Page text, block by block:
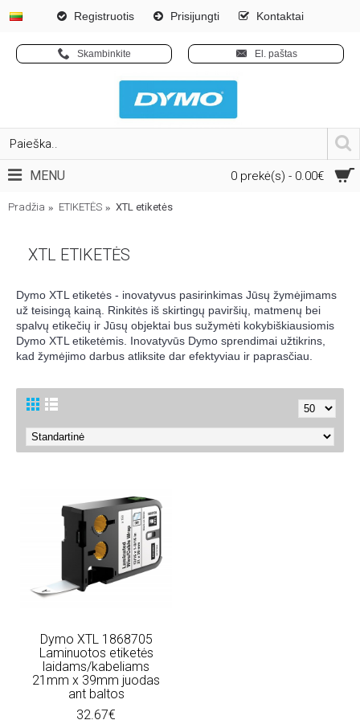
Registruotis Prisijungti Kontaktai
Skambinkite El. paštas
0 prekė(s) - 0.00€
MENU
Pradžia ETIKETĖS XTL etiketės
XTL ETIKETĖS
Dymo XTL etiketės - inovatyvus pasirinkimas Jūsų žymėjimams
už teisingą kainą. Rinkitės iš skirtingų paviršių, matmenų bei
spalvų etikečių ir Jūsų objektai bus sužymėti kokybiškiausiomis
Dymo XTL etiketėmis. Inovatyvūs Dymo sprendimai užtikrins,
kad žymėjimo darbus atliksite dar efektyviau ir paprasčiau.
Dymo XTL 1868705
Laminuotos etiketės
laidams/kabeliams
21mm x 39mm juodas
ant baltos
32.67€